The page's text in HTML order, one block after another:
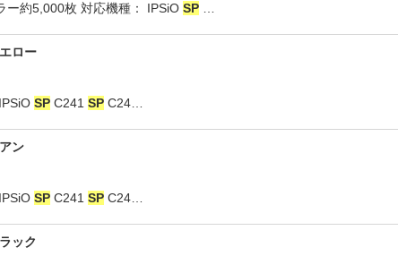
ー約5,000枚 対応機種： IPSiO SP
ロー
SP C241 SP C24…
ン
SP C241 SP C24…
ック